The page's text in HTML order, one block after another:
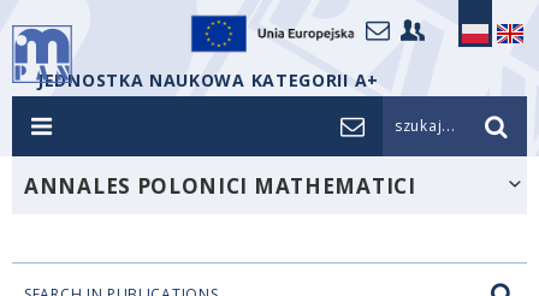
JEDNOSTKA NAUKOWA KATEGORII A+
szukaj...
ANNALES POLONICI MATHEMATICI